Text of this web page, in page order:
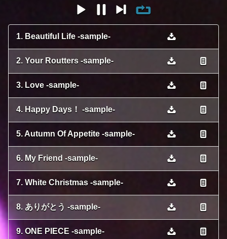
1. Beautiful Life -sample-
2. Your Routters -sample-
3. Love -sample-
4. Happy Days！ -sample-
5. Autumn Of Appetite -sample-
6. My Friend -sample-
7. White Christmas -sample-
8. ありがとう -sample-
9. ONE PIECE -sample-